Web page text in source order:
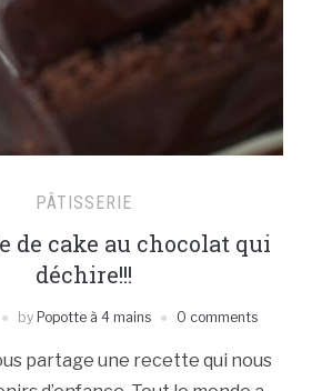
PÂTISSERIE
de cake au chocolat qui
déchire!!!
by Popotte à 4 mains 0 comments
partage une recette qui nous